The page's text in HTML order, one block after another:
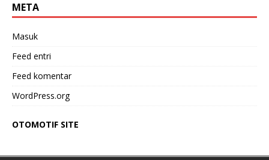
META
Masuk
Feed entri
Feed komentar
WordPress.org
OTOMOTIF SITE